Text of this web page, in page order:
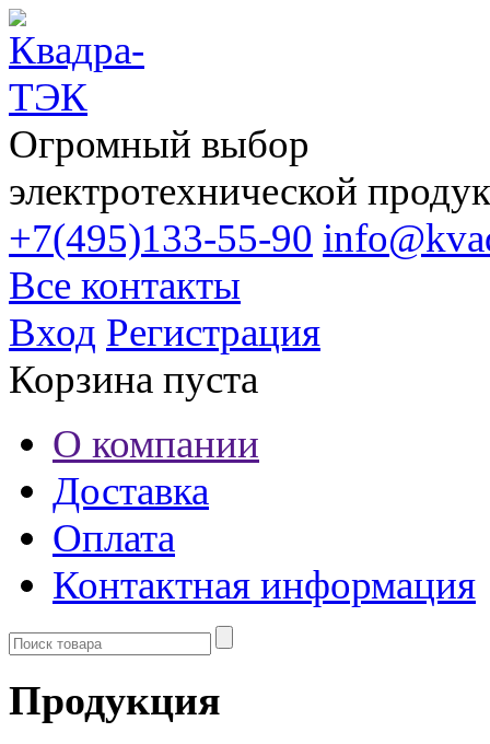
Огромный выбор
электротехнической
+7(495)133-55-90
Все контакты
Вход Регистрация
Корзина пуста
О компании
Доставка
Оплата
Контактная информация
Продукция